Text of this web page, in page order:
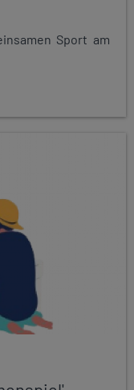
Sport am